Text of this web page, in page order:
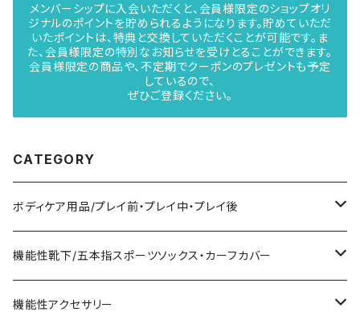
メンバーシップに入会いただくと、会員様限定のショップオリ
ジナルのポイントを貯められるようになります。貯めていただ
いたポイントは、特典と交換していただくことが可能です。ま
た、会員様限定の特別なお知らせを受けとることができます。
会員様限定の商品や、不定期でクーポンのプレゼントも予定
しているので、
ぜひご登録ください。
CATEGORY
ボディケア用品/プレイ前・プレイ中・プレイ後
貼るだけPotionシリーズ
Type-M＋A
スパークユーシリーズ
機能性靴下/五本指スポーツソックス・カーフカバー
重心ソックスシリーズ
機能性アクセサリー